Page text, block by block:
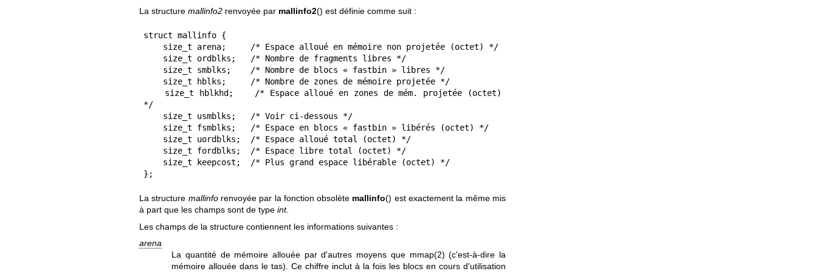
La structure mallinfo2renvoyée par mallinfo2() est définie comme suit :
struct mallinfo {
*/
};
La structure mallinforenvoyée par la fonction obsolète mallinfo() est exactement la même mis
à part que les champs sont de type int.
Les champs de la structure contiennent les informations suivantes :
arena
La quantité de mémoire allouée par d'autres moyens que mmap(2) (c'est-à-dire la
mémoire allouée dans le tas). Ce chiffre inclut à la fois les blocs en cours d'utilisation